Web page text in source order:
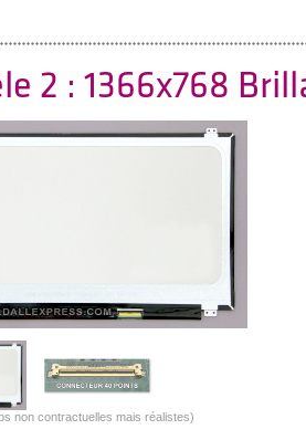
2 : 1366x768
non contractuelles mais réalistes)